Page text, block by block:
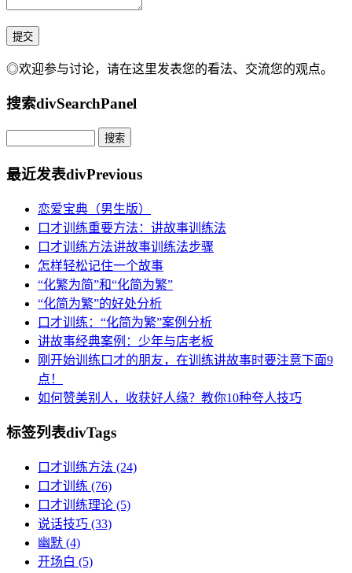
◎欢迎参与讨论，请在这里发表您的看法、交流您的观点。
搜索divSearchPanel
最近发表divPrevious
恋爱宝典（男生版）
口才训练重要方法：讲故事训练法
口才训练方法讲故事训练法步骤
怎样轻松记住一个故事
“化繁为简”和“化简为繁”
“化简为繁”的好处分析
口才训练：“化简为繁”案例分析
讲故事经典案例：少年与店老板
刚开始训练口才的朋友，在训练讲故事时要注意下面9
点！
如何赞美别人，收获好人缘？教你10种夸人技巧
标签列表divTags
口才训练方法 (24)
口才训练 (76)
口才训练理论 (5)
说话技巧 (33)
幽默 (4)
开场白 (5)